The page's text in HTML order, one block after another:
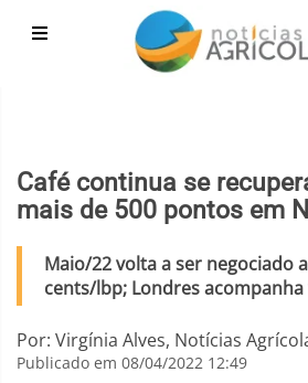
Café continua se
mais de 500 pontos em
Maio/22 volta a ser negociado
cents/lbp; Londres
Por: Virgínia Alves, Notícias
Publicado em 08/04/2022 12:49